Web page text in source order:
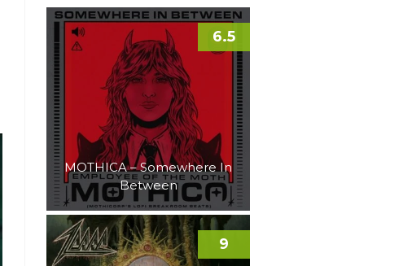
MOTHICA – Somewhere In
Between
6.5
9